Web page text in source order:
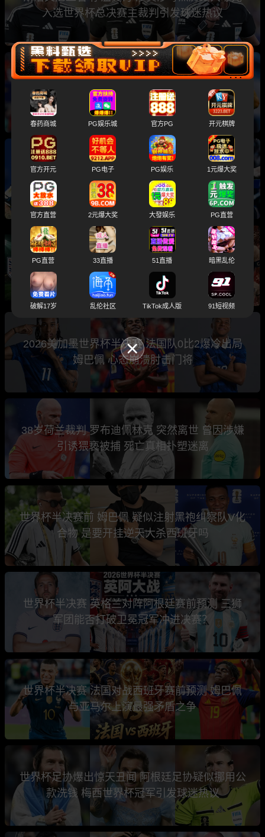
入选世界杯总决赛主裁判引发球迷热议
西班牙将上演巅峰之战
世界杯半决赛 阿根廷2-1绝杀英格兰 三狮军团止
步四强 梅西带队杀进总决赛
2026美加墨世界杯半决赛 阿根廷对阵英格兰 梅
西今晚还能续写传奇吗？
2026美加墨世界杯半决赛 法国队0比2爆冷出局
姆巴佩 心态崩溃肘击门将
38岁荷兰裁判 罗布迪佩林克 突然离世 曾因涉嫌
引诱猥亵被捕 死亡真相扑塑迷离
世界杯半决赛前 姆巴佩 疑似注射黑袍纠察队V化
合物 是要开挂逆天大杀西班牙吗
世界杯半决赛 英格兰对阵阿根廷赛前预测 三狮
军团能否打破卫冕冠军冲进决赛？
世界杯半决赛 法国对战西班牙赛前预测 姆巴佩
与亚马尔上演最强矛盾之争
世界杯足协爆出惊天丑闻 阿根廷足协疑似挪用公
款洗钱 梅西世界杯冠军引发球迷热议
春药商城 PG娱乐城 官方PG 开元棋牌
官方开元 PG电子 PG娱乐 1元爆大奖
官方直营 2元爆大奖 大發娱乐 PG直营
PG直营 33直播 51直播 暗黑乱伦
破解17岁 乱伦社区 TikTok成人版 91短视频